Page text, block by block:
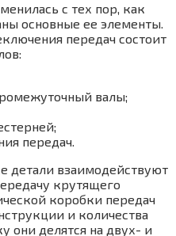
с тех пор, как
основные ее элементы.
передач состоит
валы;
передач.
детали взаимодействуют
крутящего
коробки передач
и количества
они делятся на двух- и